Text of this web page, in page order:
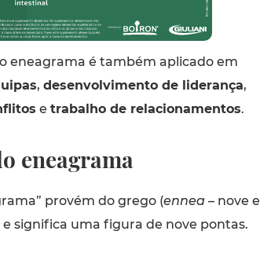
eneagrama é também aplicado em
, desenvolvimento de liderança,
e trabalho de relacionamentos.
eneagrama
provém do grego (ennea– nove e
significa uma figura de nove pontas.